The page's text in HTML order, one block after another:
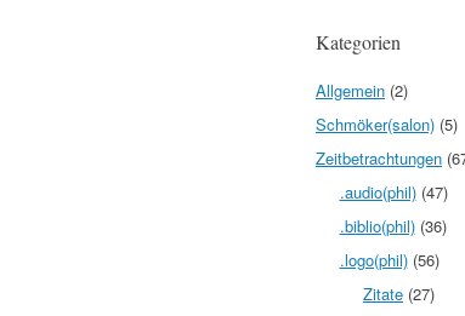
Kategorien
Allgemein (2)
Schmöker(salon) (5)
Zeitbetrachtungen
.audio(phil)(47)
.biblio(phil)(36)
.logo(phil)(56)
Zitate (27)